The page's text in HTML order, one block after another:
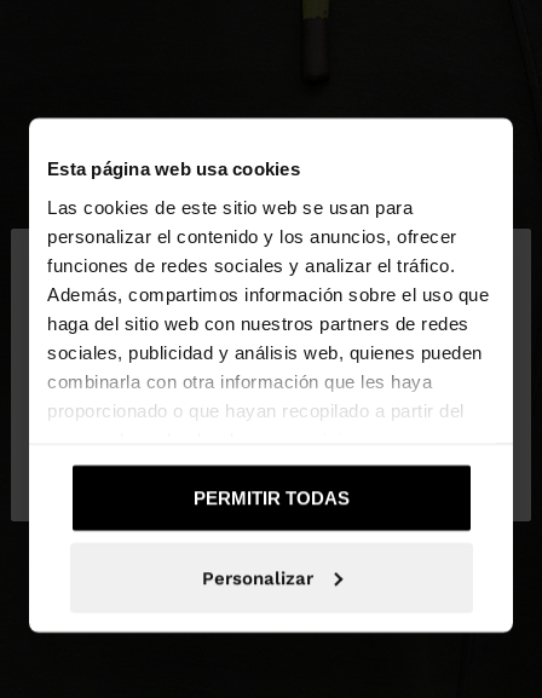
Esta página web usa cookies
Las cookies de este sitio web se usan para
personalizar el contenido y los anuncios, ofrecer
funciones de redes sociales y analizar el tráfico.
Además, compartimos información sobre el uso que
haga del sitio web con nuestros partners de redes
sociales, publicidad y análisis web, quienes pueden
combinarla con otra información que les haya
proporcionado o que hayan recopilado a partir del
PERMITIR TODAS
Personalizar
hola
Estás accediendo a la web de España. ¿Quieres ir a
la web de United States?